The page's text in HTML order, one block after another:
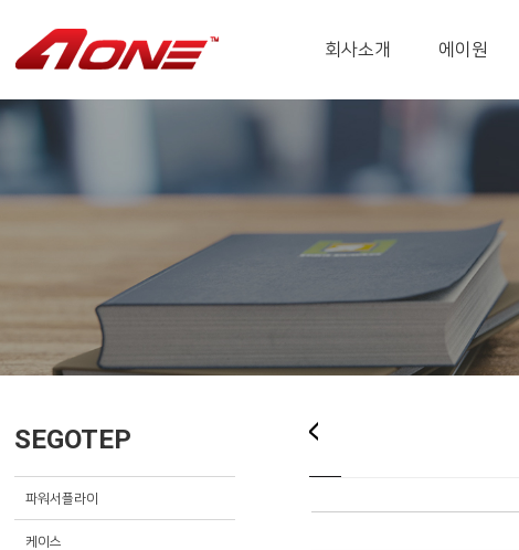
회사소개 에이원
SEGOTEP
파워서플라이
케이스